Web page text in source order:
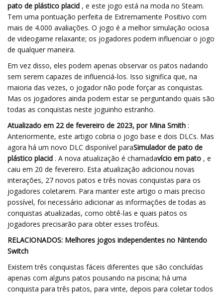
pato de plástico placid , e este jogo está na moda no Steam.
Tem uma pontuação perfeita de Extremamente Positivo com
mais de 4.000 avaliações. O jogo é a melhor simulação ociosa
de videogame relaxante; os jogadores podem influenciar o jogo
de qualquer maneira.
Em vez disso, eles podem apenas observar os patos nadando
sem serem capazes de influenciá-los. Isso significa que, na
maioria das vezes, o jogador não pode forçar as conquistas.
Mas os jogadores ainda podem estar se perguntando quais são
todas as conquistas neste joguinho estranho.
Atualizado em 22 de fevereiro de 2023, por Mina Smith :
Anteriormente, este artigo cobria o jogo base e dois DLCs. Mas
agora há um novo DLC disponível paraSimulador de pato de
plástico placid . A nova atualização é chamadavício em pato , e
caiu em 20 de fevereiro. Esta atualização adicionou novas
interações, 27 novos patos e três novas conquistas para os
jogadores coletarem. Para manter este artigo o mais preciso
possível, foi necessário adicionar as informações de todas as
conquistas atualizadas, como obtê-las e quais patos os
jogadores precisarão para obter esses troféus.
RELACIONADOS: Melhores jogos independentes no Nintendo
Switch
Existem três conquistas fáceis diferentes que são concluídas
apenas com alguns patos pousando na piscina; há uma
conquista para três patos, para vinte, depois para coletar todos